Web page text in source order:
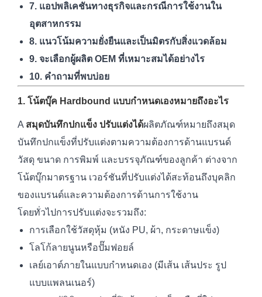
7. แอปพลิเคชันทางธุรกิจและกรณีการใช้งานใน
อุตสาหกรรม
8. แนวโน้มความยั่งยืนและเป็นมิตรกับสิ่งแวดล้อม
9. จะเลือกผู้ผลิต OEM ที่เหมาะสมได้อย่างไร
10. คำถามที่พบบ่อย
1. โน้ตบุ๊ค Hardbound แบบกำหนดเองหมายถึงอะไร
A สมุดบันทึกปกแข็ง ปรับแต่งได้ผลิตภัณฑ์หมายถึงสมุด
บันทึกปกแข็งที่ปรับแต่งตามความต้องการด้านแบรนด์
วัสดุ ขนาด การพิมพ์ และบรรจุภัณฑ์ของลูกค้า ต่างจาก
โน้ตบุ๊กมาตรฐาน เวอร์ชันที่ปรับแต่งได้สะท้อนถึงบุคลิก
ของแบรนด์และความต้องการด้านการใช้งาน
โดยทั่วไปการปรับแต่งจะรวมถึง:
การเลือกใช้วัสดุหุ้ม (หนัง PU, ผ้า, กระดาษแข็ง)
โลโก้ลายนูนหรือปั๊มฟอยล์
เลย์เอาต์ภายในแบบกำหนดเอง (มีเส้น เส้นประ รูป
แบบแพลนเนอร์)